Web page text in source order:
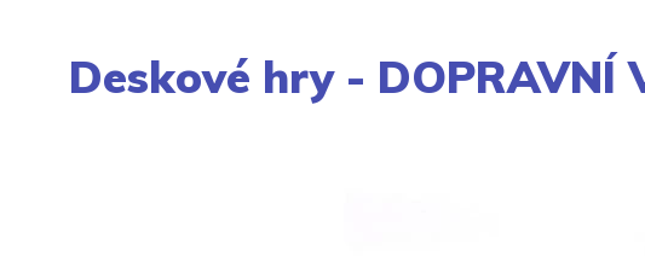
Deskové hry - DOPRAVNÍ